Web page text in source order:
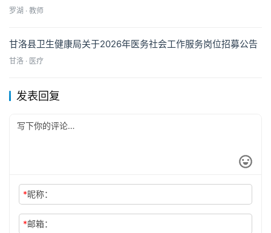
罗湖 · 教师
甘洛县卫生健康局关于2026年医务社会工作服务岗位招募公告
甘洛 · 医疗
发表回复
*昵称：
*邮箱：